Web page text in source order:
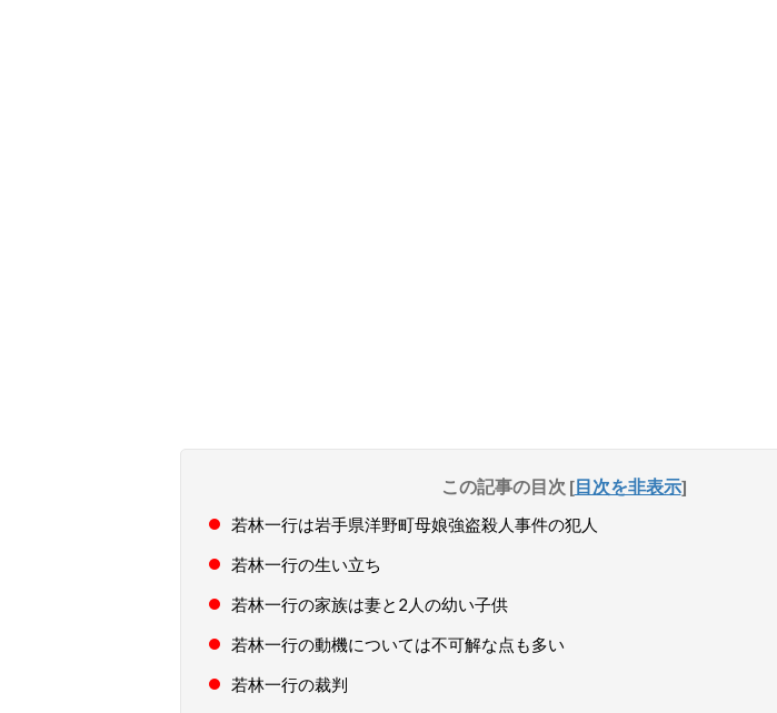
この記事の目次 [目次を非表示]
若林一行は岩手県洋野町母娘強盗殺人事件の犯人
若林一行の生い立ち
若林一行の家族は妻と2人の幼い子供
若林一行の動機については不可解な点も多い
若林一行の裁判